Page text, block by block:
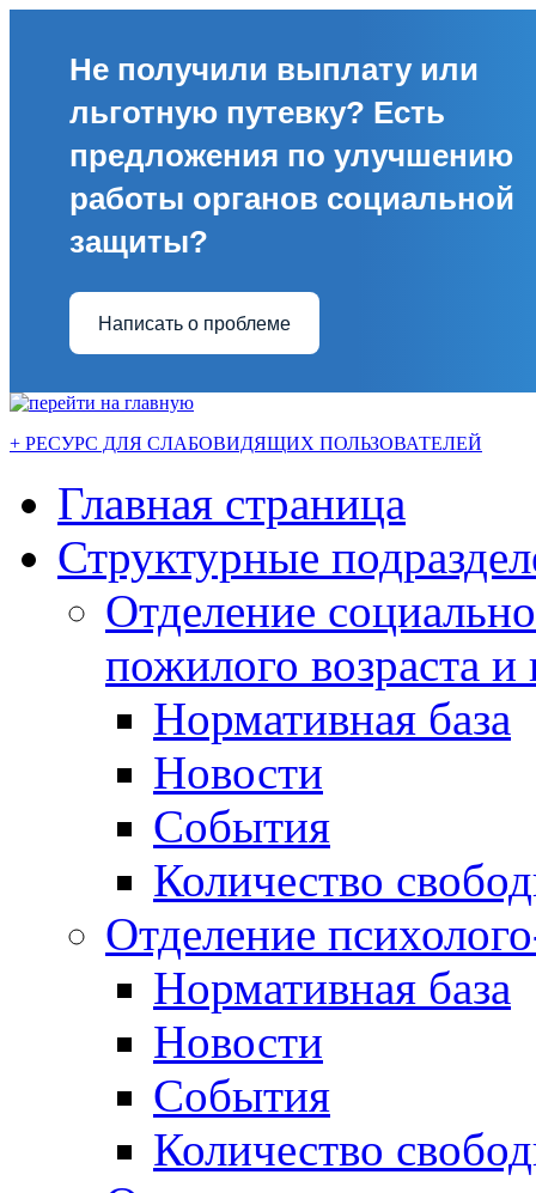
Не получили выплату или
льготную путевку? Есть
предложения по улучшению
работы органов социальной
защиты?
Написать о проблеме
+ РЕСУРС ДЛЯ СЛАБОВИДЯЩИХ ПОЛЬЗОВАТЕЛЕЙ
Главная страница
Структурные
Отделение
пожилого возраста и
Нормативная база
Новости
События
Количество
Отделение
Нормативная база
Новости
События
Количество